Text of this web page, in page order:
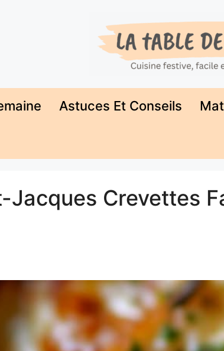
Astuces Et Conseils
Jacques Crevettes